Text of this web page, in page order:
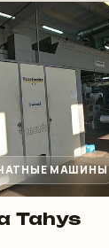
МАШИНЫ
Tahys